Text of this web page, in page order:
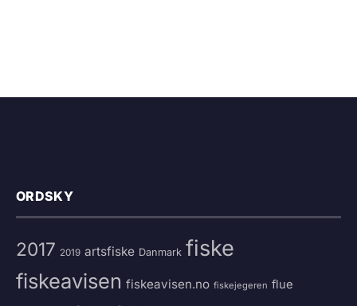
ORDSKY
2017 2019 artsfiske Danmark fiske
fiskeavisen fiskeavisen.no fiskejegeren flue